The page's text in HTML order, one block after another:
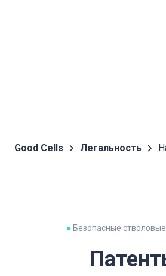
Good Cells Легальность
● Безопасные